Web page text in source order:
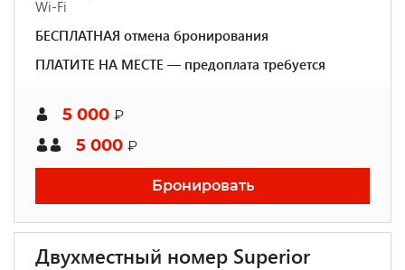
Wi-Fi
БЕСПЛАТНАЯ отмена бронирования
ПЛАТИТЕ НА МЕСТЕ — предоплата требуется
5 000 ₽
5 000 ₽
Бронировать
Двухместный номер Superior